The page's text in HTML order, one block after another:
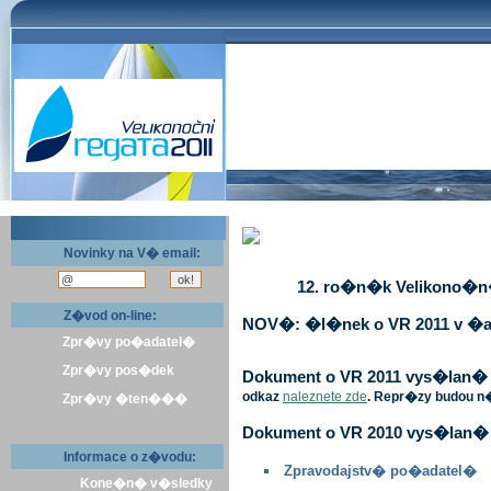
Novinky na V� email:
Z�vod on-line:
Zpr�vy po�adatel�
Zpr�vy pos�dek
Zpr�vy �ten���
Informace o z�vodu:
Kone�n� v�sledky
12. ro�n�k
NOV�: �l�nek o VR 2011 v
Dokument o VR 2011
odkaz naleznete zde. Repr�zy budou
Dokument o VR 2010
Zpravodajstv� po�adatel�